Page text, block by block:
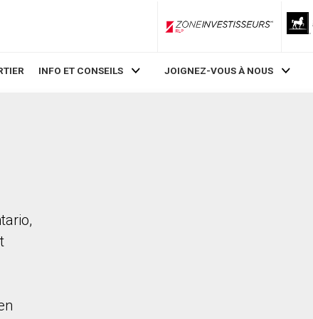
ZoneInvestisseurs RLP
INFO ET CONSEILS JOIGNEZ-VOUS À NOUS